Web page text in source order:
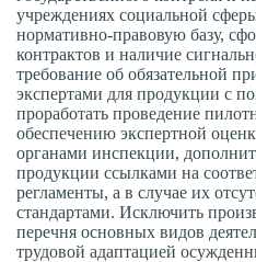
учреждениях социальной
нормативно-правовую базу,
контрактов и наличие
требование об обязательной
экспертами для продукции с
проработать проведение
обеспечению экспертной
органами инспекции,
продукции ссылками на
регламенты, а в случае их
стандартами. Исключить
перечня основных видов
трудовой адаптацией